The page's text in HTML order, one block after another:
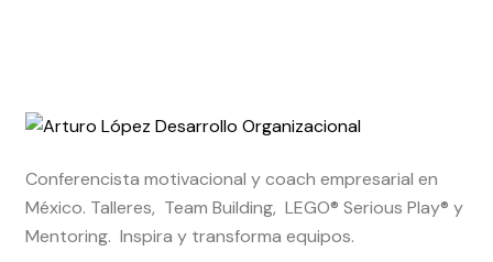
Conferencista motivacional y coach empresarial en
México. Talleres, Team Building, LEGO® Serious Play® y
Mentoring. Inspira y transforma equipos.